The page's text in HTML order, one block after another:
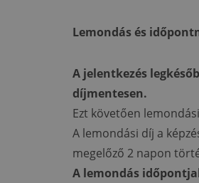
Lemondás és
A jelentkezés
díjmentesen.
Ezt követően
A lemondási díj a
megelőző 2 napon
A lemondás